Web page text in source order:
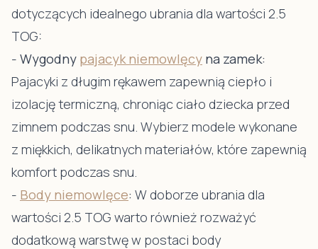
dotyczących idealnego ubrania dla wartości 2.5
TOG:
- Wygodny pajacyk niemowlęcy na zamek:
Pajacyki z długim rękawem zapewnią ciepło i
izolację termiczną, chroniąc ciało dziecka przed
zimnem podczas snu. Wybierz modele wykonane
z miękkich, delikatnych materiałów, które zapewnią
komfort podczas snu.
- Body niemowlęce: W doborze ubrania dla
wartości 2.5 TOG warto również rozważyć
dodatkową warstwę w postaci body